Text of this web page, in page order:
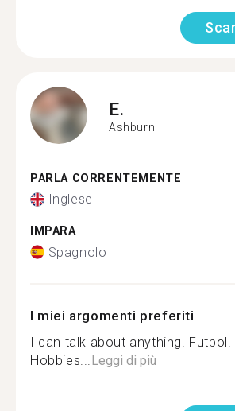
E.
Ashburn
PARLA CORRENTEMENTE
Inglese
IMPARA
Spagnolo
I miei argomenti preferiti
I can talk about anything. Futbol.
Hobbies... Leggi di più